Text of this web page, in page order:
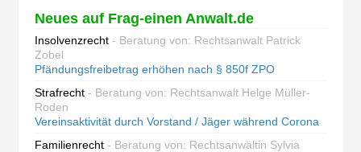
Neues auf Frag-einen Anwalt.de
Insolvenzrecht - Beratung von: Rechtsanwalt Patrick
Zobel
Pfändungsfreibetrag erhöhen nach § 850f ZPO
Strafrecht - Beratung von: Rechtsanwalt Helge Müller-
Roden
Vereinsaktivität durch Vorstand / Jäger während Corona
Familienrecht - Beratung von: Rechtsanwältin Sylvia